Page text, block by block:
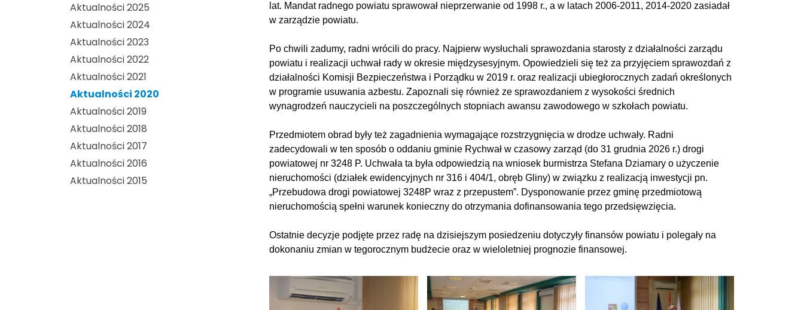
Aktualności 2025
Aktualności 2024
Aktualności 2023
Aktualności 2022
Aktualności 2021
Aktualności 2020
Aktualności 2019
Aktualności 2018
Aktualności 2017
Aktualności 2016
Aktualności 2015
lat. Mandat radnego powiatu sprawował nieprzerwanie od 1998 r., a w latach 2006-2011, 2014-2020 zasiadał
w zarządzie powiatu.
Po chwili zadumy, radni wrócili do pracy. Najpierw wysłuchali sprawozdania starosty z działalności zarządu
powiatu i realizacji uchwał rady w okresie międzysesyjnym. Opowiedzieli się też za przyjęciem sprawozdań z
działalności Komisji Bezpieczeństwa i Porządku w 2019 r. oraz realizacji ubiegłorocznych zadań określonych
w programie usuwania azbestu. Zapoznali się również ze sprawozdaniem z wysokości średnich
wynagrodzeń nauczycieli na poszczególnych stopniach awansu zawodowego w szkołach powiatu.
Przedmiotem obrad były też zagadnienia wymagające rozstrzygnięcia w drodze uchwały. Radni
zadecydowali w ten sposób o oddaniu gminie Rychwał w czasowy zarząd (do 31 grudnia 2026 r.) drogi
powiatowej nr 3248 P. Uchwała ta była odpowiedzią na wniosek burmistrza Stefana Dziamary o użyczenie
nieruchomości (działek ewidencyjnych nr 316 i 404/1, obręb Gliny) w związku z realizacją inwestycji pn.
„Przebudowa drogi powiatowej 3248P wraz z przepustem”. Dysponowanie przez gminę przedmiotową
nieruchomością spełni warunek konieczny do otrzymania dofinansowania tego przedsięwzięcia.
Ostatnie decyzje podjęte przez radę na dzisiejszym posiedzeniu dotyczyły finansów powiatu i polegały na
dokonaniu zmian w tegorocznym budżecie oraz w wieloletniej prognozie finansowej.